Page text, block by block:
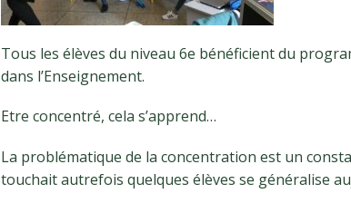
Tous les élèves du niveau 6e bénéficient du
dans l’Enseignement.
Etre concentré, cela s’apprend…
La problématique de la concentration est un
touchait autrefois quelques élèves se généralise